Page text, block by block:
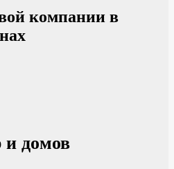
компании в
и домов